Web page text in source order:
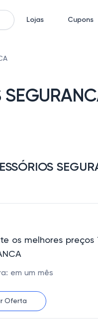
Lojas Cupons
os melhores preços
em um mês
Oferta